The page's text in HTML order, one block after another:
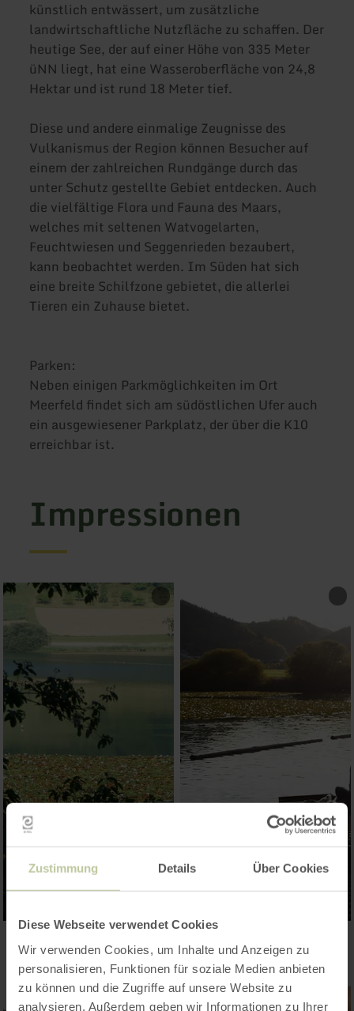
Zustimmung Details Über Cookies
Diese Webseite verwendet Cookies
Wir verwenden Cookies, um Inhalte und Anzeigen zu
personalisieren, Funktionen für soziale Medien anbieten
zu können und die Zugriffe auf unsere Website zu
analysieren. Außerdem geben wir Informationen zu Ihrer
künstlich entwässert, um zusätzliche
landwirtschaftliche Nutzfläche zu schaffen. Der
heutige See, der auf einer Höhe von 335 Meter
üNN liegt, hat eine Wasseroberfläche von 24,8
Hektar und ist rund 18 Meter tief.
Diese und andere einmalige Zeugnisse des
Vulkanismus der Region können Besucher auf
einem der zahlreichen Rundgänge durch das
unter Schutz gestellte Gebiet entdecken. Auch
die vielfältige Flora und Fauna des Maars,
welches mit seltenen Watvogelarten,
Feuchtwiesen und Seggenrieden bezaubert,
kann beobachtet werden. Im Süden hat sich
eine breite Schilfzone gebietet, die allerlei
Tieren ein Zuhause bietet.
Parken:
Neben einigen Parkmöglichkeiten im Ort
Meerfeld findet sich am südöstlichen Ufer auch
ein ausgewiesener Parkplatz, der über die K10
erreichbar ist.
Impressionen